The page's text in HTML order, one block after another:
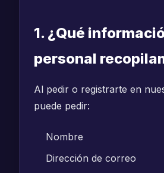
1. ¿Qué
personal
Al pedir o registrarte en
puede pedir:
Nombre
Dirección de correo